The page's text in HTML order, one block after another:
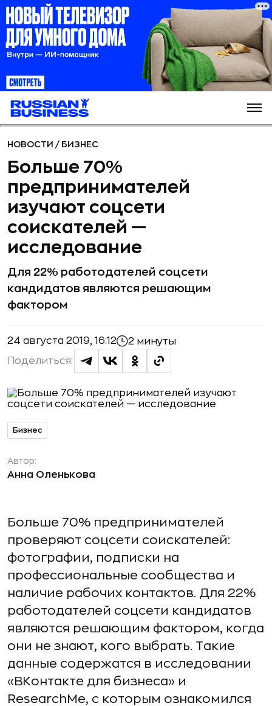
НОВОСТИ / БИЗНЕС
Больше 70%
предпринимателей
изучают соцсети
соискателей —
исследование
Для 22% работодателей соцсети
кандидатов являются решающим
фактором
24 августа 2019, 16:12 2 минуты
Поделиться:
Бизнес
Автор:
Анна Оленькова
Больше 70% предпринимателей
проверяют соцсети соискателей:
фотографии, подписки на
профессиональные сообщества и
наличие рабочих контактов. Для 22%
работодателей соцсети кандидатов
являются решающим фактором, когда
они не знают, кого выбрать. Такие
данные содержатся в исследовании
«ВКонтакте для бизнеса» и
ResearchMe, с которым ознакомился